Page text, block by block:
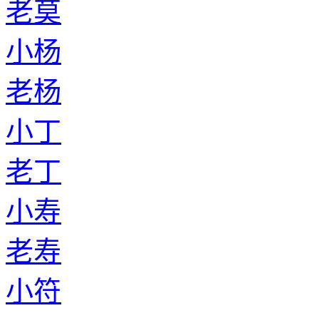
小黄
老黄
小班
老班
小伍
老伍
小公孙
老公孙